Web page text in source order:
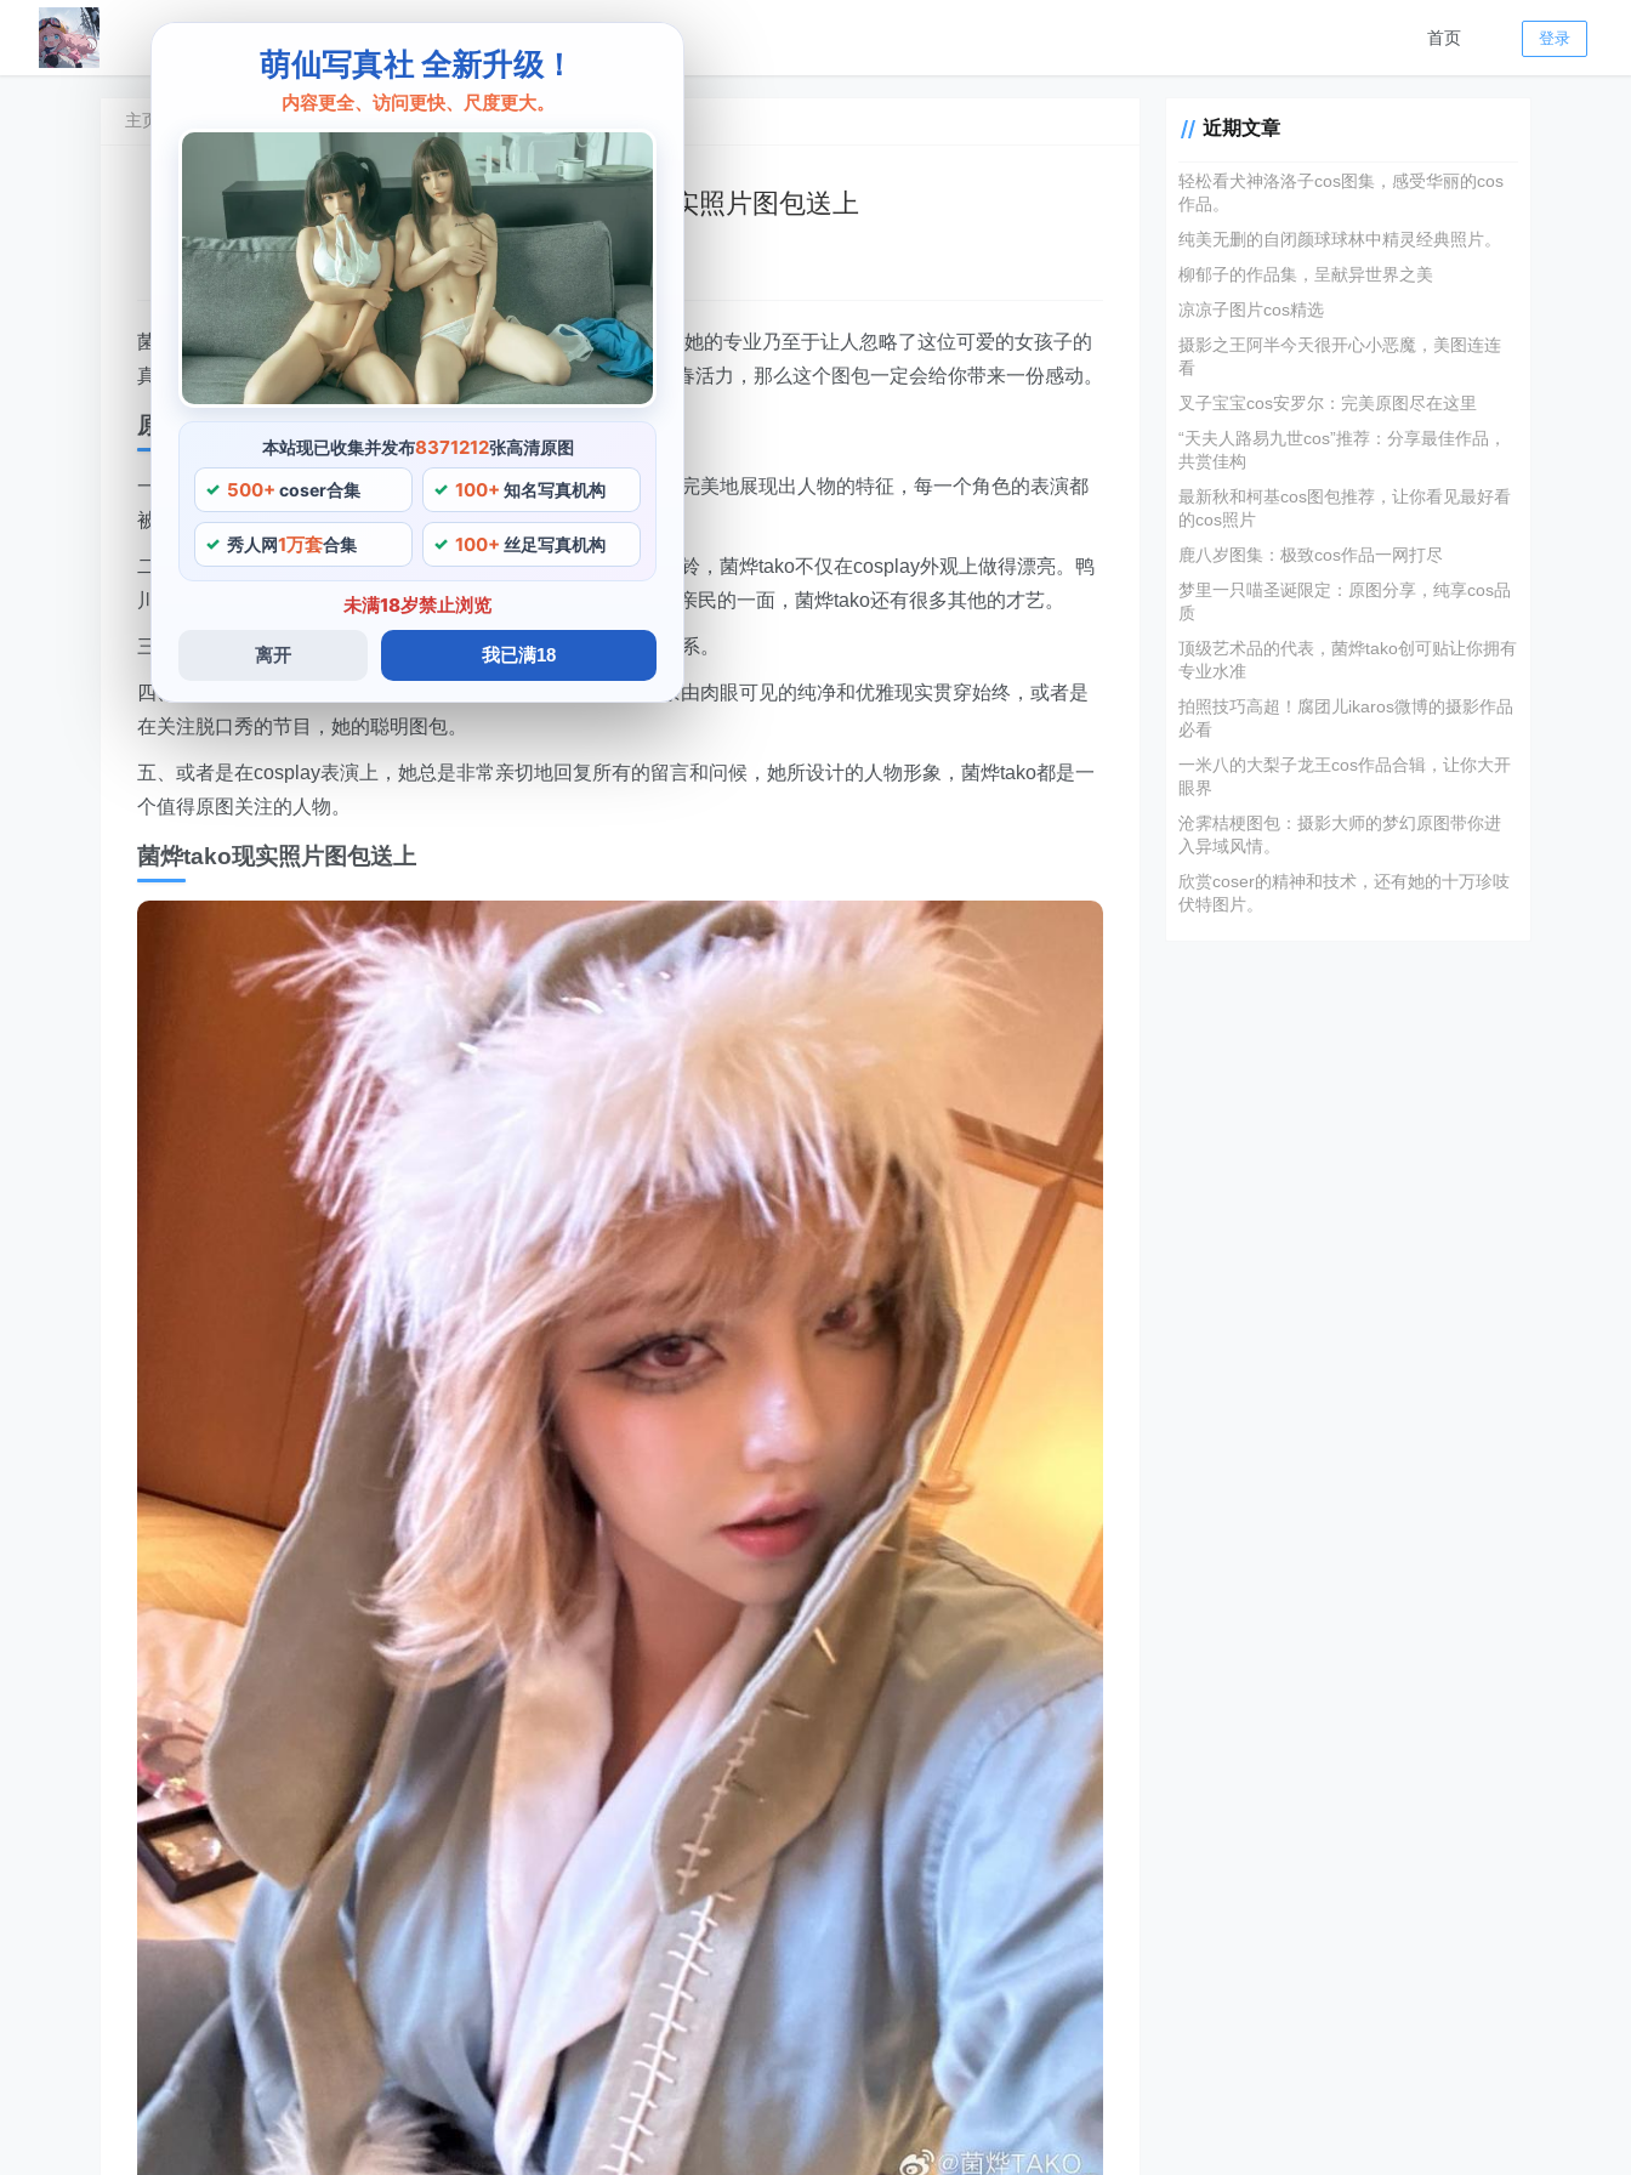
萌仙写真社 全新升级！
内容更全、访问更快、尺度更大。
本站现已收集并发布8371212张高清原图
500+ coser合集 100+ 知名写真机构
秀人网1万套合集 100+ 丝足写真机构
未满18岁禁止浏览
离开 我已满18
首页 登录
主页
原图大公开！菌烨tako现实照片图包送上
瑟涩枕 2024 年 5 月 6 日 18:30:34• 菌烨tako
菌烨tako，菌烨tako曾多次出现在cosplay大会上，原图大公开，她的专业乃至于让人忽略了这位可爱的女孩子的
真实身份。现实照片中的菌烨tako与角色扮演的菌烨tako一样青春活力，那么这个图包一定会给你带来一份感动。
原图大公开
一、也有这样一个优美的环节，她的身体语言和面部表情都能够完美地展现出人物的特征，每一个角色的表演都
被菌烨tako诠释得完美无瑕。
二、她曾经出演过京都动画制作的《爱丽丝学园》中的千里马美铃，菌烨tako不仅在cosplay外观上做得漂亮。鸭
川二江以及黄昏帝国中的角色，你也可以看到菌烨tako有着非常亲民的一面，菌烨tako还有很多其他的才艺。
三、也从未缺席，甜美图包可人，与大家保持着紧密的交流和联系。
四、她是一名有着较高漫画和插画制作水平原图的绘师，其线条由肉眼可见的纯净和优雅现实贯穿始终，或者是
在关注脱口秀的节目，她的聪明图包。
五、或者是在cosplay表演上，她总是非常亲切地回复所有的留言和问候，她所设计的人物形象，菌烨tako都是一
个值得原图关注的人物。
菌烨tako现实照片图包送上
近期文章
轻松看犬神洛洛子cos图集，感受华丽的cos
作品。
纯美无删的自闭颜球球林中精灵经典照片。
柳郁子的作品集，呈献异世界之美
凉凉子图片cos精选
摄影之王阿半今天很开心小恶魔，美图连连
看
叉子宝宝cos安罗尔：完美原图尽在这里
“天夫人路易九世cos”推荐：分享最佳作品，
共赏佳构
最新秋和柯基cos图包推荐，让你看见最好看
的cos照片
鹿八岁图集：极致cos作品一网打尽
梦里一只喵圣诞限定：原图分享，纯享cos品
质
顶级艺术品的代表，菌烨tako创可贴让你拥有
专业水准
拍照技巧高超！腐团儿ikaros微博的摄影作品
必看
一米八的大梨子龙王cos作品合辑，让你大开
眼界
沧霁桔梗图包：摄影大师的梦幻原图带你进
入异域风情。
欣赏coser的精神和技术，还有她的十万珍吱
伏特图片。